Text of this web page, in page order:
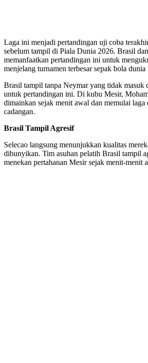
Laga ini menjadi pertandingan uji coba
sebelum tampil di Piala Dunia 2026. Brasil
memanfaatkan pertandingan ini untuk
menjelang turnamen terbesar sepak bola dunia
Brasil tampil tanpa Neymar yang tidak masuk
untuk pertandingan ini. Di kubu Mesir,
dimainkan sejak menit awal dan memulai laga
cadangan.
Brasil Tampil Agresif
Selecao langsung menunjukkan kualitas
dibunyikan. Tim asuhan pelatih Brasil tampil
menekan pertahanan Mesir sejak menit-menit